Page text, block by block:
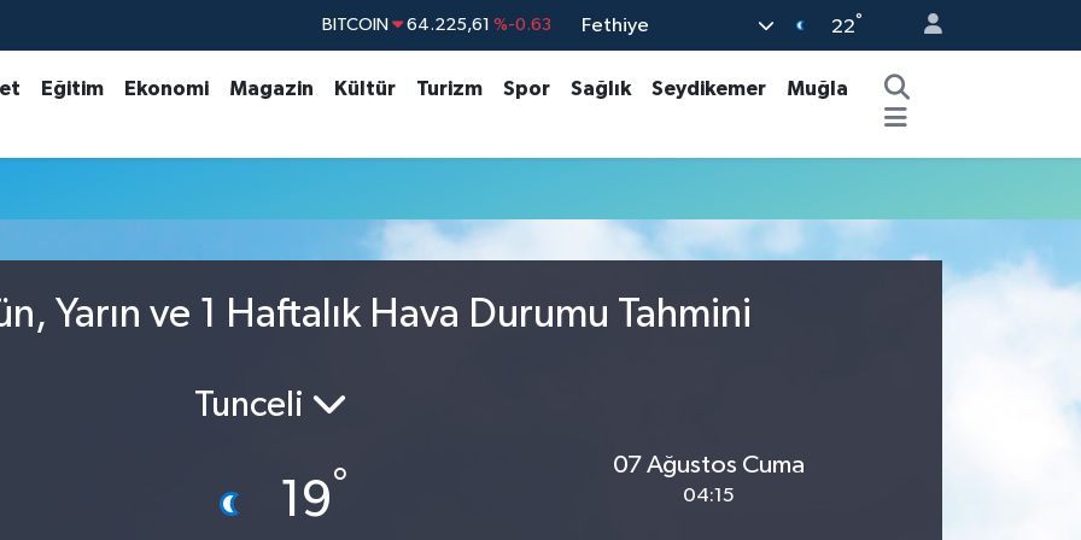
BITCOIN 64.225,61 %-0.63
STERLİN 64,2463 %0.07
BİST100 13.799
Fethiye 22°
Eğitim Ekonomi Magazin Kültür Turizm Spor Sağlık Seydikemer
Muğla
Yarın ve 1 Haftalık Hava Durumu Tahmini
Tunceli
19°
07 Ağustos Cuma
04:15